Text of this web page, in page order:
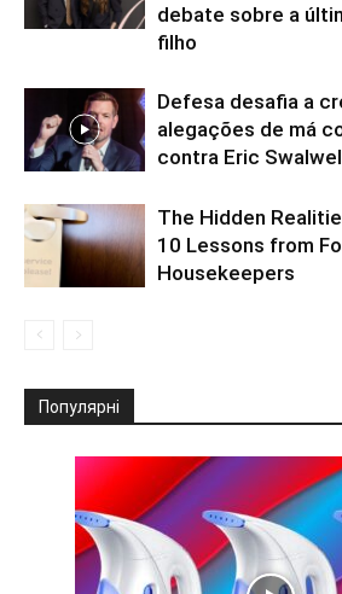
debate sobre a
filho
Defesa desafia a
alegações de má
contra Eric
The Hidden
10 Lessons from
Housekeepers
Популярні